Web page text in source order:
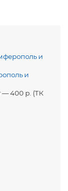
и
и
— 400 р. (ТК